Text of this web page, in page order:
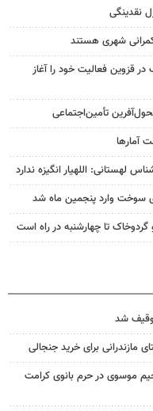
نقدینگی
شهری هستند
قزوین فعالیت خود را آغاز
تأمین‌اجتماعی
آمارها
لهستانی: اللهیار انگیزه ندارد
سوخت وارد پنجمین ماه شد
تا چهارشنبه در راه است
مازندرانی برای خرید جنجالی
موسوی در حرم بانوی کرامت